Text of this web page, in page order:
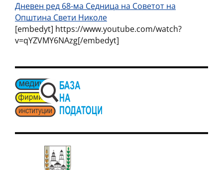
Дневен ред 68-ма Седница на Советот на
Општина Свети Николе
[embedyt] https://www.youtube.com/watch?
v=qYZVMY6NAzg[/embedyt]